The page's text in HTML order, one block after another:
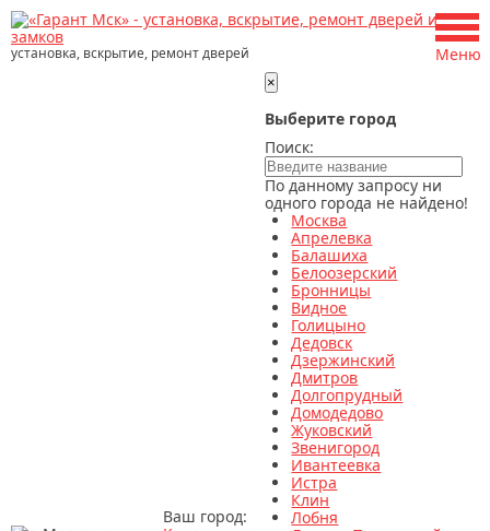
установка, вскрытие, ремонт дверей
Ваш город:
×
Выберите город
Поиск:
По данному запросу ни
одного города не найдено!
Москва
Апрелевка
Балашиха
Белоозерский
Бронницы
Видное
Голицыно
Дедовск
Дзержинский
Дмитров
Долгопрудный
Домодедово
Жуковский
Звенигород
Ивантеевка
Истра
Клин
Лобня
Меню